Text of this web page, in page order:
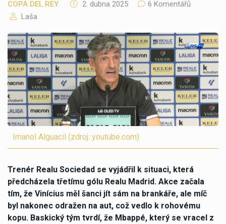
COPA DEL REY 2. dubna 2025
6 Komentářů
Laša
Imanol Alguacil (zdroj: youtube.com)
Trenér Realu Sociedad se vyjádřil k situaci, která
předcházela třetímu gólu Realu Madrid. Akce začala
tím, že Vinícius měl šanci jít sám na brankáře, ale míč
byl nakonec odražen na aut, což vedlo k rohovému
kopu. Baskický tým tvrdí, že Mbappé, který se vracel z